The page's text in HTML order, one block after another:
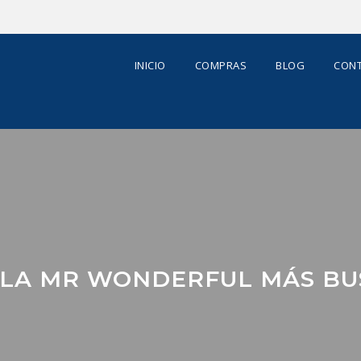
INICIO COMPRAS BLOG
MR WONDERFUL MÁS